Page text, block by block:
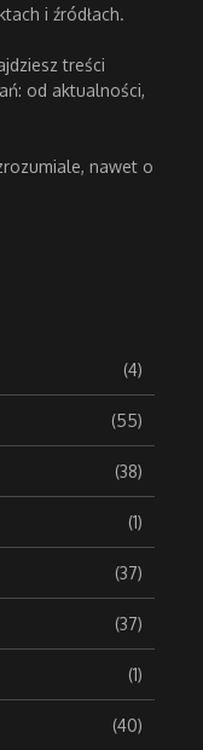
i źródłach.
treści
od aktualności,
nawet o
(4)
(55)
(38)
(1)
(37)
(37)
(1)
(40)